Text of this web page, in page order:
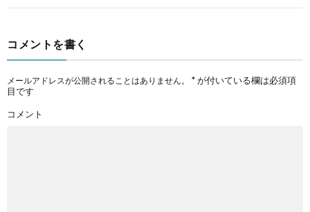
コメントを書く
メールアドレスが公開されることはありません。 *が付いている欄は必須項
目です
コメント